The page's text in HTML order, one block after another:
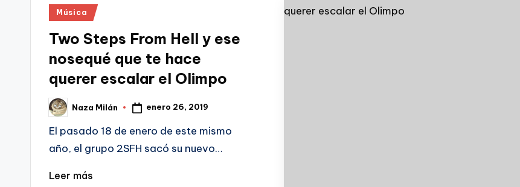
Publicado
Música
Two Steps From Hell y ese
nosequé que te hace
querer escalar el Olimpo
Publicado
por
Naza Milán enero 26, 2019
El pasado 18 de enero de este mismo
año, el grupo 2SFH sacó su nuevo…
Leer más